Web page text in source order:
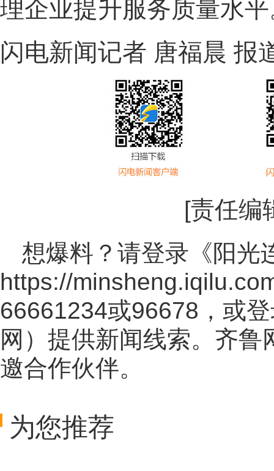
理企业提升服务质量水
闪电新闻记者 唐福晨 报
[责任编
想爆料？请登录《阳光
https://
66661234或96678，或
网 ）提供新闻线索。齐鲁
邀合作伙伴。
为您推荐